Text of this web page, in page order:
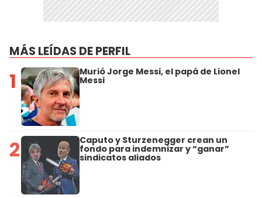
MÁS LEÍDAS DE PERFIL
1 Murió Jorge Messi, el papá de Lionel
Messi
2 Caputo y Sturzenegger crean un
fondo para indemnizar y “ganar”
sindicatos aliados